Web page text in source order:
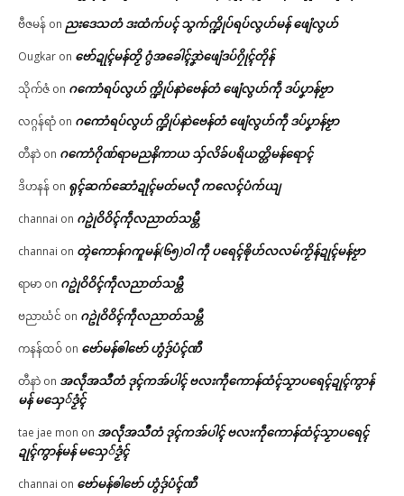
ဗီဇမန် on ညးဒေသတံ ဒးထံက်ပၚ် သွက်က္ဍိုပ်ရပ်လွဟ်မန် ဖျေံလွဟ်
Ougkar on ဗော်ဍုၚ်မန်တၟိ ဂွံအခေါၚ်ဒၞာဲဖျေံဒပ်ဂၠိုၚ်တိုန်
သိုက်ဇံ on ဂကောံရပ်လွဟ် က္ဍိုပ်နာဲဗေန်တံ ဖျေံလွဟ်ကဵု ဒပ်ပၞာန်ဗၟာ
လဂ္ဂန်ရာံ on ဂကောံရပ်လွဟ် က္ဍိုပ်နာဲဗေန်တံ ဖျေံလွဟ်ကဵု ဒပ်ပၞာန်ဗၟာ
တီနာဲ on ဂကောံဂိုဏ်ရာမညနိကာယ သှ်လိခ်ပရိယတ္တိမန်ရောၚ်
ဒိဟနန် on ရုၚ်ဆက်ဆောံဍုၚ်မတ်မလီု ကလေၚ်ပံက်ယျ
channai on ဂဥုဲဝိဝိၚ်ကဵုလညာတ်သမ္တီ
channai on တ္ၚဲကောန်ဂကူမန်(၆၅)ဝါ ကဵု ပရေၚ်ၜိုဟ်လလမ်ကၟိန်ဍုၚ်မန်ဗၟာ
ရာမာ on ဂဥုဲဝိဝိၚ်ကဵုလညာတ်သမ္တီ
ဗညာဃံင် on ဂဥုဲဝိဝိၚ်ကဵုလညာတ်သမ္တီ
ကနန်ထဝ် on ဗော်မန်ၜါဗော် ဟွံဒှ်ပံၚ်ဏီ
တီနာဲ on အလဵုအသဳတံ ဒုၚ်ကအ်ပါၚ် ဗလးကဵုကောန်ထံၚ်သၟာပရေၚ်ဍုၚ်ကွာန်
မန် မသှေ်ဒၟံၚ်
tae jae mon on အလဵုအသဳတံ ဒုၚ်ကအ်ပါၚ် ဗလးကဵုကောန်ထံၚ်သၟာပရေၚ်
ဍုၚ်ကွာန်မန် မသှေ်ဒၟံၚ်
channai on ဗော်မန်ၜါဗော် ဟွံဒှ်ပံၚ်ဏီ